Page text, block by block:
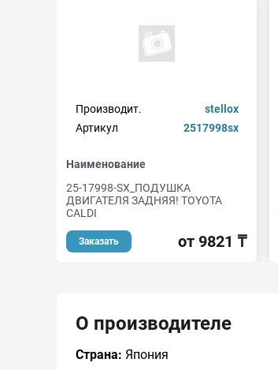
Производит.
stellox
Артикул
2517998sx
Наименование
25-17998-SX_ПОДУШКА
ДВИГАТЕЛЯ ЗАДНЯЯ! TOYOTA
CALDI
Заказать от 9821 ₸
О производителе
Страна: Япония